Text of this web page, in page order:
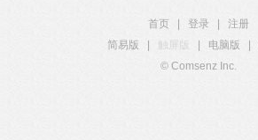
首页 登录
注册
简易版
触屏版 电脑版
© Comsenz Inc.